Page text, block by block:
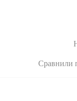
Сравнили